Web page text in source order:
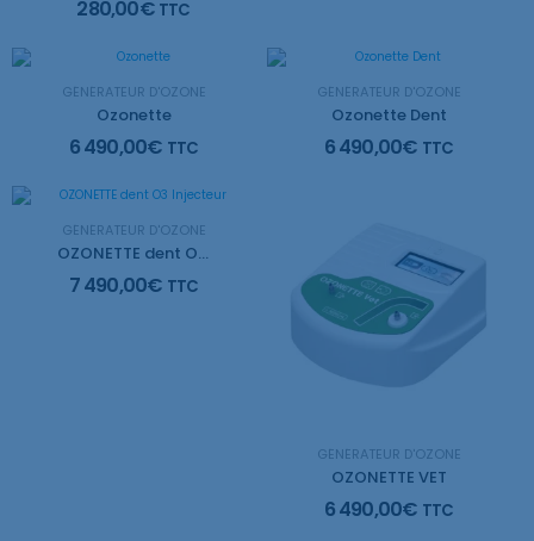
280,00€ TTC
GÉNÉRATEUR D'OZONE
Ozonette
6 490,00€ TTC
GÉNÉRATEUR D'OZONE
Ozonette Dent
6 490,00€ TTC
GÉNÉRATEUR D'OZONE
OZONETTE dent O3 Injecteur
7 490,00€ TTC
GÉNÉRATEUR D'OZONE
OZONETTE VET
6 490,00€ TTC